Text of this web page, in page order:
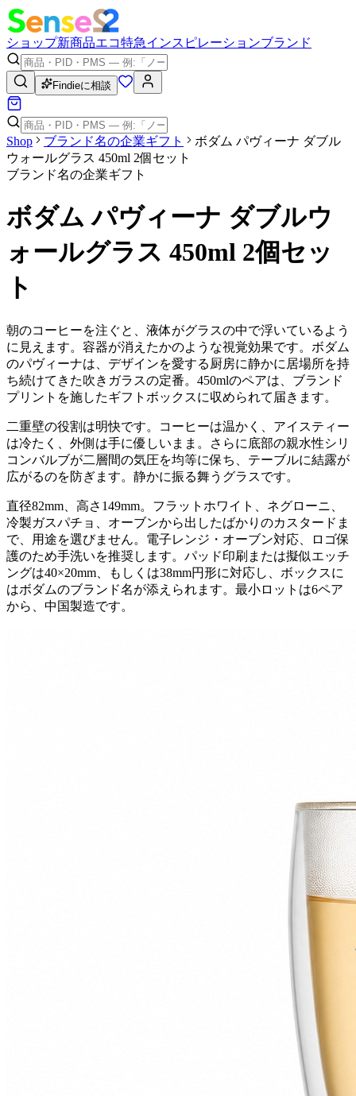
ショップ新商品エコ特急インスピレーションブランド
Findieに相談
Shop ブランド名の企業ギフト
ボダム パヴィーナ ダブル
ウォールグラス 450ml 2個セット
ブランド名の企業ギフト
ボダム パヴィーナ ダブルウ
ォールグラス 450ml 2個セッ
ト
朝のコーヒーを注ぐと、液体がグラスの中で浮いているよう
に見えます。容器が消えたかのような視覚効果です。ボダム
のパヴィーナは、デザインを愛する厨房に静かに居場所を持
ち続けてきた吹きガラスの定番。450mlのペアは、ブランド
プリントを施したギフトボックスに収められて届きます。
二重壁の役割は明快です。コーヒーは温かく、アイスティー
は冷たく、外側は手に優しいまま。さらに底部の親水性シリ
コンバルブが二層間の気圧を均等に保ち、テーブルに結露が
広がるのを防ぎます。静かに振る舞うグラスです。
直径82mm、高さ149mm。フラットホワイト、ネグローニ、
冷製ガスパチョ、オーブンから出したばかりのカスタードま
で、用途を選びません。電子レンジ・オーブン対応、ロゴ保
護のため手洗いを推奨します。パッド印刷または擬似エッチ
ングは40×20mm、もしくは38mm円形に対応し、ボックスに
はボダムのブランド名が添えられます。最小ロットは6ペア
から、中国製造です。